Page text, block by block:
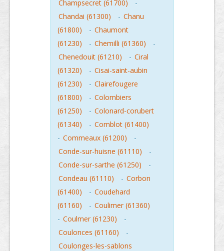
Champsecret (61700)
-
Chandai (61300)
- Chanu
(61800)
- Chaumont
(61230)
- Chemilli (61360)
-
Chenedouit (61210)
- Ciral
(61320)
- Cisai-saint-aubin
(61230)
- Clairefougere
(61800)
- Colombiers
(61250)
- Colonard-corubert
(61340)
- Comblot (61400)
- Commeaux (61200)
-
Conde-sur-huisne (61110)
-
Conde-sur-sarthe (61250)
-
Condeau (61110)
- Corbon
(61400)
- Coudehard
(61160)
- Coulimer (61360)
- Coulmer (61230)
-
Coulonces (61160)
-
Coulonges-les-sablons